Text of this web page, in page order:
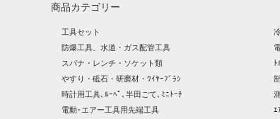
商品カテゴリー
工具セット
防爆工具、水道・ガス配管工具
スパナ・レンチ・ソケット類
やすり・砥石・研磨材・ﾜｲﾔｰﾌﾞﾗｼ
時計用工具､ﾙｰﾍﾟ､半田ごて､ﾐﾆﾄｰﾁ
電動･エアー工具用先端工具
ｴ